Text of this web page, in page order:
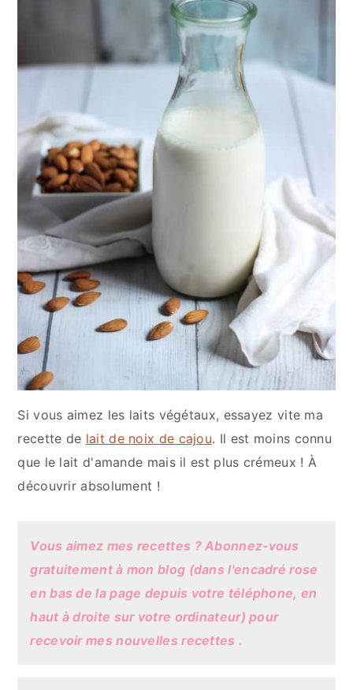
Si vous aimez les laits végétaux, essayez vite ma
recette de lait de noix de cajou. Il est moins connu
que le lait d'amande mais il est plus crémeux ! À
découvrir absolument !
Vous aimez mes recettes ? Abonnez-vous
gratuitement à mon blog (dans l'encadré rose
en bas de la page depuis votre téléphone, en
haut à droite sur votre ordinateur) pour
recevoir mes nouvelles recettes .